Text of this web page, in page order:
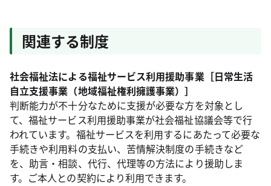
関連する制度
社会福祉法による福祉サービス利用援助事業［日常生活
自立支援事業（地域福祉権利擁護事業）］
判断能力が不十分なために支援が必要な方を対象とし
て、福祉サービス利用援助事業が社会福祉協議会等で行
われています。福祉サービスを利用するにあたって必要な
手続きや利用料の支払い、苦情解決制度の手続きなど
を、助言・相談、代行、代理等の方法により援助しま
す。ご本人との契約により利用できます。